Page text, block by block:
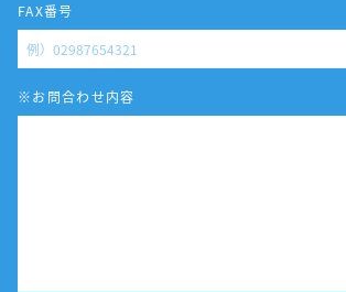
FAX番号
※お問合わせ内容